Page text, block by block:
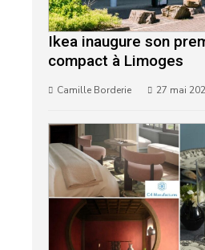
Ikea inaugure son
compact à Limoges
Camille Borderie 27 mai